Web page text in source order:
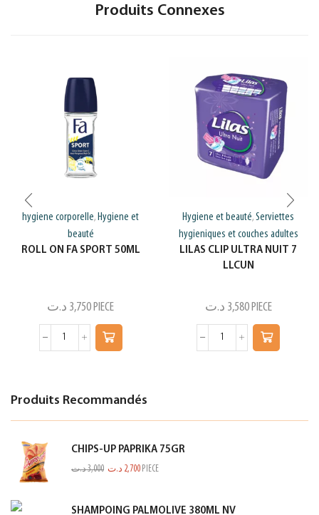
Produits Connexes
hygiene corporelle, Hygiene et
beauté
ROLL ON FA SPORT 50ML
3,750 د.ت PIECE
Hygiene et beauté,Serviettes
hygieniques et couches adultes
LILAS CLIP ULTRA NUIT 7
LLCUN
3,580 د.ت PIECE
Produits Recommandés
CHIPS-UP PAPRIKA 75GR
3,000د.ت 2,700 د.ت PIECE
SHAMPOING PALMOLIVE 380ML NV